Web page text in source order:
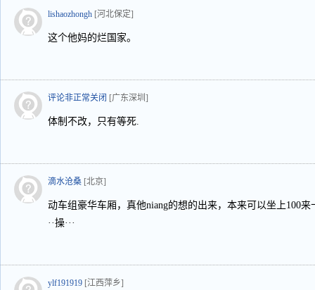
lishaozhongh [河北保定]
这个他妈的烂国家。
评论非正常关闭 [广东深圳]
体制不改，只有等死.
滴水沧桑 [北京]
动车组豪华车厢，真他niang的想的出来，本来可以坐上100来
··操···
ylf191919 [江西萍乡]